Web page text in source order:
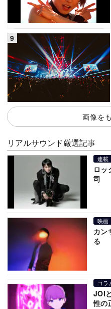
画像を
リアルサウンド厳選記事
連載
ロッ
司
映画
カン
る
コラ
JOI
性の